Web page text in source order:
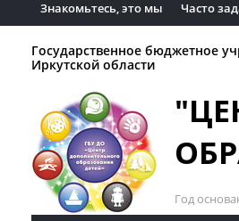
Знакомьтесь, это мы Часто
Государственное бюджетное
Иркутской области
Год